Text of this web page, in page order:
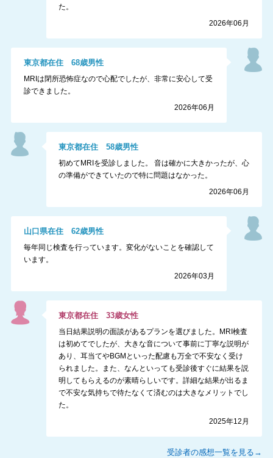
た。
2026年06月
東京都在住 68歳男性
MRIは閉所恐怖症なので心配でしたが、非常に安心して受
診できました。
2026年06月
東京都在住58歳男性
初めてMRIを受診しました。 音は確かに大きかったが、心
の準備ができていたので特に問題はなかった。
2026年06月
山口県在住 62歳男性
毎年同じ検査を行っています。変化がないことを確認して
います。
2026年03月
東京都在住33歳女性
当日結果説明の面談があるプランを選びました。MRI検査
は初めてでしたが、大きな音について事前に丁寧な説明が
あり、耳当てやBGMといった配慮も万全で不安なく受け
られました。また、なんといっても受診後すぐに結果を説
明してもらえるのが素晴らしいです。詳細な結果が出るま
で不安な気持ちで待たなくて済むのは大きなメリットでし
た。
2025年12月
受診者の感想一覧を見る→